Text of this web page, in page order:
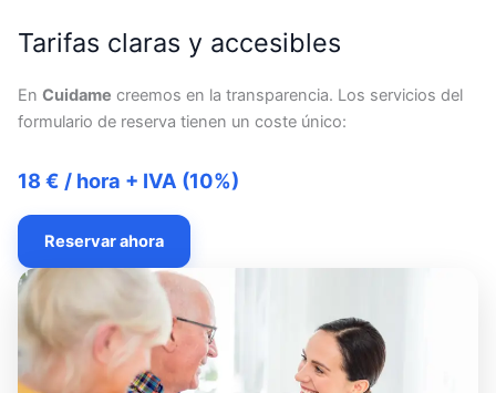
Tarifas claras y accesibles
En Cuidame creemos en la transparencia. Los servicios del
formulario de reserva tienen un coste único:
18 € / hora + IVA (10%)
Reservar ahora